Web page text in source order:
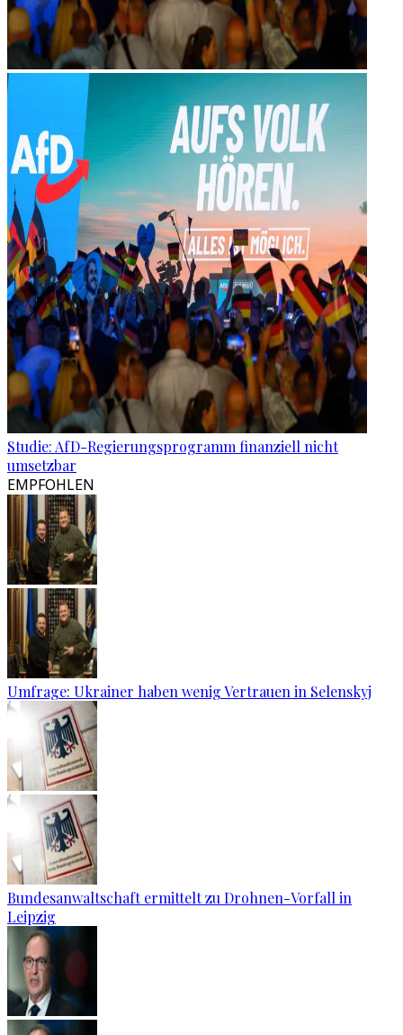
Studie: AfD-Regierungsprogramm finanziell nicht
umsetzbar
EMPFOHLEN
Umfrage: Ukrainer haben wenig Vertrauen in Selenskyj
Bundesanwaltschaft ermittelt zu Drohnen-Vorfall in
Leipzig